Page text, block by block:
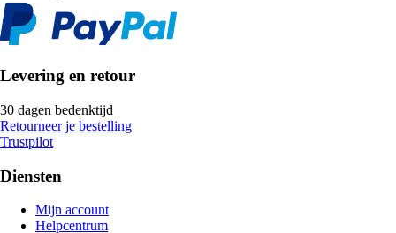
Levering en retour
30 dagen bedenktijd
Retourneer je bestelling
Trustpilot
Diensten
Mijn account
Helpcentrum